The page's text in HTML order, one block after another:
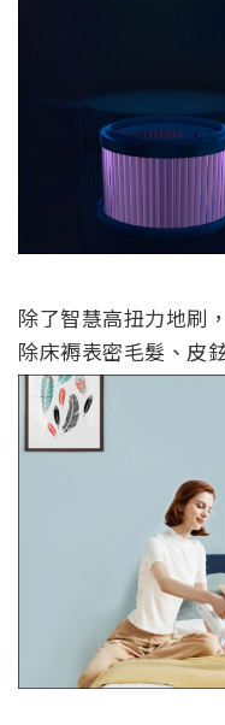
除了智慧高扭力地刷
除床褥表密毛髮、皮